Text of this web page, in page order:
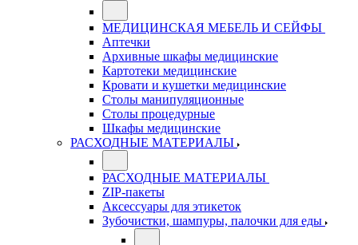
МЕДИЦИНСКАЯ МЕБЕЛЬ И СЕЙФЫ
Аптечки
Архивные шкафы медицинские
Картотеки медицинские
Кровати и кушетки медицинские
Столы манипуляционные
Столы процедурные
Шкафы медицинские
РАСХОДНЫЕ МАТЕРИАЛЫ
РАСХОДНЫЕ МАТЕРИАЛЫ
ZIP-пакеты
Аксессуары для этикеток
Зубочистки, шампуры, палочки для еды